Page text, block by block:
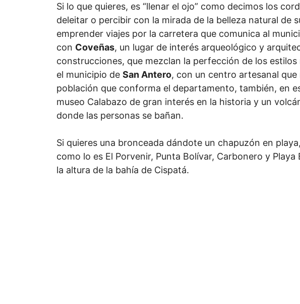
Si lo que quieres, es “llenar el ojo” como decimos los
deleitar o percibir con la mirada de la belleza natural de
emprender viajes por la carretera que comunica al
con Coveñas, un lugar de interés arqueológico y
construcciones, que mezclan la perfección de los estilos
el municipio de San Antero, con un centro artesanal
población que conforma el departamento, también, en
museo Calabazo de gran interés en la historia y un
donde las personas se bañan.
Si quieres una bronceada dándote un chapuzón en
como lo es El Porvenir, Punta Bolívar, Carbonero y
la altura de la bahía de Cispatá.